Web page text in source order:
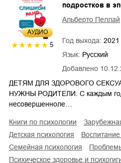
AУДИО
5
Добавлено
подростков в
Альберто Пеллай
Год выхода: 2021
Язык: Русский
ДЕТЯМ ДЛЯ ЗДОРОВОГО
НУЖНЫ РОДИТЕЛИ. С каждым
несовершенноле…
книги по психологии
детская психология
семейная психология
психическое здоровье и